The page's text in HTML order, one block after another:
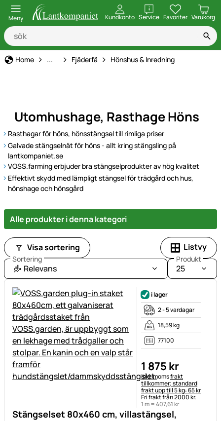
Meny Kundkonto ServiceöppnaFavoriter Varukorg
Home Djurart
... Fjäderfä Hönshus & Inredning
Utomhushage, Rasthage Höns
Rasthagar för höns, hönsstängsel till rimliga priser
Galvade stängselnät för höns - allt kring stängsling på
lantkompaniet.se
VOSS.farming erbjuder bra stängselprodukter av hög kvalitet
Effektivt skydd med lämpligt stängsel för trädgård och hus,
hönshage och hönsgård
Alle produkter i denna kategori
Visa sortering Listvy
Sortering
Relevans
Produkt
25
Stängselset 80x460 cm, villastängsel,
i lager
2 - 5 vardagar
18,59 kg
77100
1 875 kr
Skatteinformation:
inkl. momsfrakt
tillkommer; standard
frakt upp till 5 kg: 65 kr
Fri frakt från 2000 kr.
1 m =407,61kr